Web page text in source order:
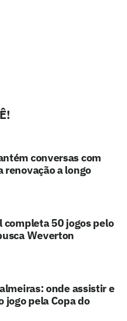
conversas com
renovação a longo
completa 50 jogos pelo
Weverton
onde assistir e
jogo pela Copa do